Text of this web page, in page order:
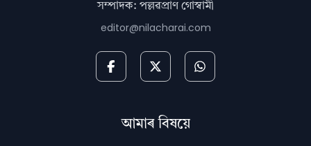
সম্পাদক: পল্লৱপ্ৰাণ গোস্বামী
editor@nilacharai.com
আমাৰ বিষয়ে